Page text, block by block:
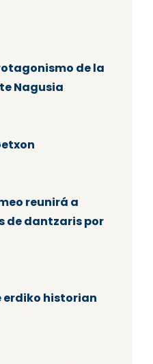
de la
Nagusia
reunirá a
de dantzaris por
erdiko historian